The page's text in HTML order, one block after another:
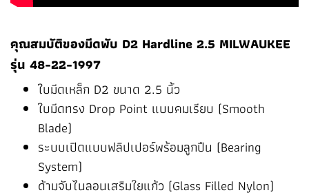
คุณสมบัติของมีดพับ D2 Hardline 2.5 MILWAUKEE
รุ่น 48-22-1997
ใบมีดเหล็ก D2 ขนาด 2.5 นิ้ว
ใบมีดทรง Drop Point แบบคมเรียบ (Smooth
Blade)
ระบบเปิดแบบฟลิปเปอร์พร้อมลูกปืน (Bearing
System)
ด้ามจับไนลอนเสริมใยแก้ว (Glass Filled Nylon)